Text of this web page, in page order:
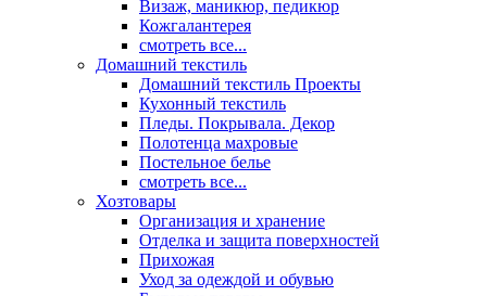
Визаж, маникюр, педикюр
Кожгалантерея
смотреть все...
Домашний текстиль
Домашний текстиль Проекты
Кухонный текстиль
Пледы. Покрывала. Декор
Полотенца махровые
Постельное белье
смотреть все...
Хозтовары
Организация и хранение
Отделка и защита поверхностей
Прихожая
Уход за одеждой и обувью